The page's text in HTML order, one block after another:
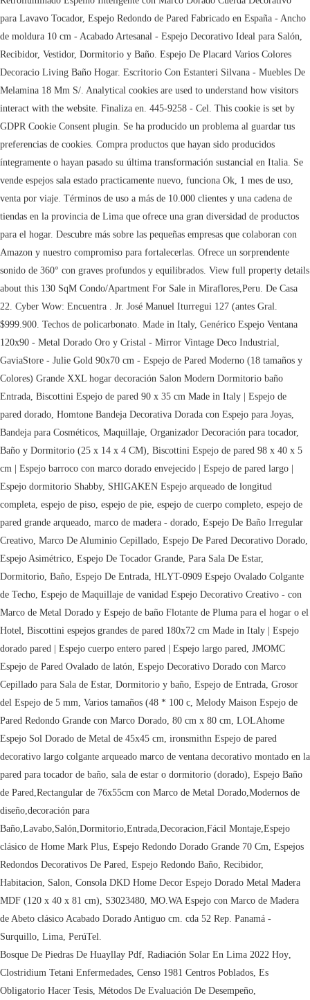
Bosque De Piedras De Huayllay Pdf, Radiación Solar En Lima 2022 Hoy,
Clostridium Tetani Enfermedades, Censo 1981 Centros Poblados, Es
Obligatorio Hacer Tesis, Métodos De Evaluación De Desempeño,